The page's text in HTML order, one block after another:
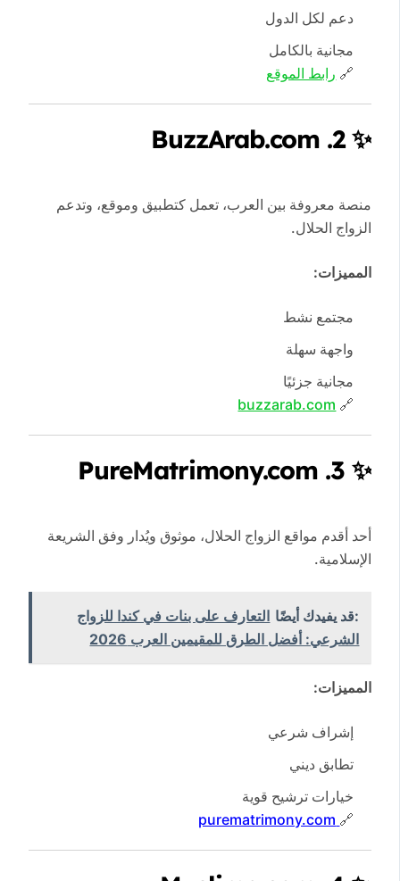
دعم لكل الدول
مجانية بالكامل
🔗 رابط الموقع
✨
2. BuzzArab.com
منصة معروفة بين العرب، تعمل كتطبيق وموقع، وتدعم
الزواج الحلال.
المميزات:
مجتمع نشط
واجهة سهلة
مجانية جزئيًا
🔗
buzzarab.com
✨
3. PureMatrimony.com
أحد أقدم مواقع الزواج الحلال، موثوق ويُدار وفق الشريعة
الإسلامية.
:قد يفيدك أيضًا التعارف على بنات في كندا للزواج
الشرعي: أفضل الطرق للمقيمين العرب 2026
المميزات:
إشراف شرعي
تطابق ديني
خيارات ترشيح قوية
🔗